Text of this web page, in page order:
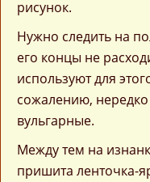
рисунок.
Нужно следить на
его концы не
используют для
сожалению,
вульгарные.
Между тем на
пришита ленточка-